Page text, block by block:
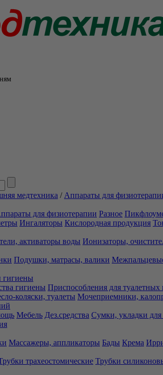
медтехника / Аппараты для
для физиотерапии Разное
Ингаляторы Кислородная продукция
активаторы воды Ионизаторы,
Подушки, матрасы, валики
гигиены
гигиены Приспособления для
коляски, туалеты Мочеприемники,
Мебель Дез.средства Сумки, укладки для
Массажеры, аппликаторы Бады Крема
трахеостомические Трубки